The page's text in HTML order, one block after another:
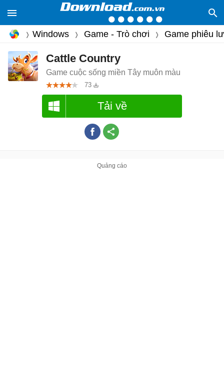
Windows Game - Trò chơi Game phiêu
Cattle Country
Game cuộc sống miền Tây muôn màu
73
Tải về